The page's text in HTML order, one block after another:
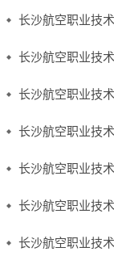
长沙航空职业技
长沙航空职业技
长沙航空职业技
长沙航空职业技
长沙航空职业技
长沙航空职业技
长沙航空职业技